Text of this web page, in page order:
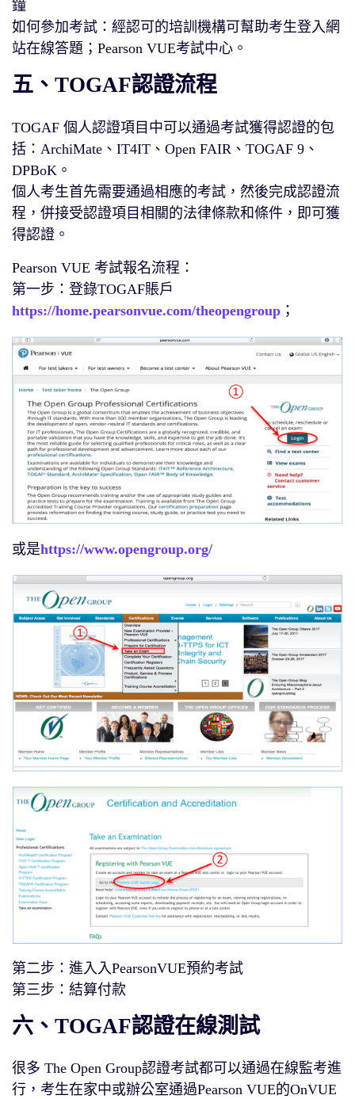
鐘
如何參加考試：經認可的培訓機構可幫助考生登入網
站在線答題；Pearson VUE考試中心。
五、TOGAF認證流程
TOGAF 個人認證項目中可以通過考試獲得認證的包
括：ArchiMate、IT4IT、Open FAIR、TOGAF 9、
DPBoK。
個人考生首先需要通過相應的考試，然後完成認證流
程，併接受認證項目相關的法律條款和條件，即可獲
得認證。
Pearson VUE 考試報名流程：
第一步：登錄TOGAF賬戶
https://home.pearsonvue.com/theopengroup ；
或是https://www.opengroup.org/
第二步：進入入PearsonVUE預約考試
第三步：結算付款
六、TOGAF認證在線測試
很多 The Open Group認證考試都可以通過在線監考進
行，考生在家中或辦公室通過Pearson VUE的OnVUE